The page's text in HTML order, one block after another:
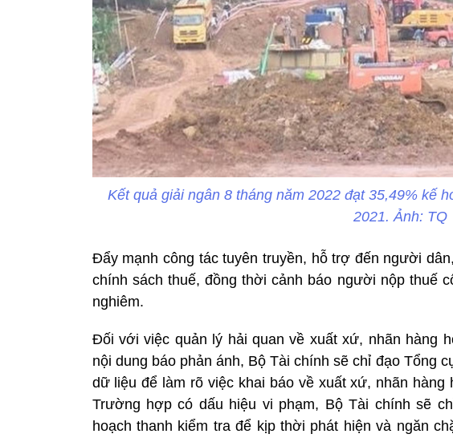
Kết quả giải ngân 8 tháng năm 2022 đạt 35,49% kế
2021. Ảnh: TQ
Đẩy mạnh công tác tuyên truyền, hỗ trợ đến người
chính sách thuế, đồng thời cảnh báo người nộp thuế
nghiêm.
Đối với việc quản lý hải quan về xuất xứ, nhãn hàng
nội dung báo phản ánh, Bộ Tài chính sẽ chỉ đạo Tổng
dữ liệu để làm rõ việc khai báo về xuất xứ, nhãn hàng
Trường hợp có dấu hiệu vi phạm, Bộ Tài chính sẽ
hoạch thanh kiểm tra để kịp thời phát hiện và ngăn